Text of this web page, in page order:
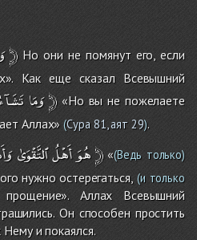
﴿Но они не помянут его, если
Как еще сказал Всевышний
وَمَا﴿«Но вы не пожелаете
Аллах» (Сура 81, аят 29).
هُوَأَهْلُٱلتَّقْوَىٰ ﴿«(Ведь только)
нужно остерегаться, (и только
Аллах Всевышний
Он способен простить
Нему и покаялся.